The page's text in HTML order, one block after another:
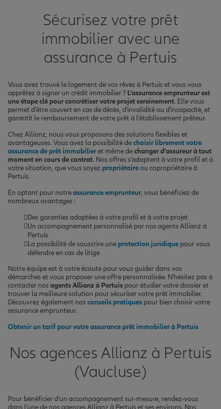
Sécurisez votre prêt
immobilier avec une
assurance à Pertuis
Vous avez trouvé le logement de vos rêves à Pertuis et vous vous
apprêtez à signer un crédit immobilier ? L'assurance emprunteur est
une étape clé pour concrétiser votre projet sereinement. Elle vous
permet d'être couvert en cas de décès, d'invalidité ou d'incapacité, et
garantit le remboursement de votre prêt à l'établissement prêteur.
Chez Allianz, nous vous proposons des solutions flexibles et
avantageuses. Vous avez la possibilité dechoisir librement votre
assurance de prêt immobilieret même dechanger d'assureur à tout
moment en cours de contrat. Nos offres s'adaptent à votre profil et à
votre situation, que vous soyez propriétaireou copropriétaire à
Pertuis.
En optant pour notreassurance emprunteur, vous bénéficiez de
nombreux avantages :
Des garanties adaptées à votre profil et à votre projet
Un accompagnement personnalisé par nos agents Allianz à
Pertuis
La possibilité de souscrire une protection juridique pour vous
défendre en cas de litige
Notre équipe est à votre écoute pour vous guider dans vos
démarches et vous proposer une offre personnalisée. N'hésitez pas à
contacter nos agents Allianz à Pertuis pour étudier votre dossier et
trouver la meilleure solution pour sécuriser votre prêt immobilier.
Découvrez également nos conseils pratiques pour bien choisir votre
assurance emprunteur.
Obtenir un tarif pour votre assurance prêt immobilier à Pertuis
Nos agences Allianz à Pertuis
(Vaucluse)
Pour bénéficier d'un accompagnement sur-mesure, rendez-vous
dans l'une de nos agences Allianz à Pertuis et ses environs. Nos